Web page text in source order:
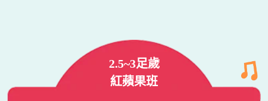
2.5~3足歲
紅蘋果班